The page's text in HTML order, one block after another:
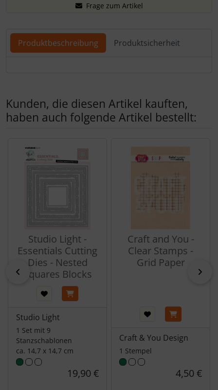
Frage zum Artikel
Produktbeschreibung Produktsicherheit
Kunden, die diesen Artikel kauften,
haben auch folgende Artikel bestellt:
zurück
Studio Light -
Essentials Cutting
Dies - Nested
Squares Blocks
Studio Light
1 Set mit 9
Stanzschablonen
ca. 14,7 x 14,7 cm
19,90 €
Craft and You -
Clear Stamps -
Grid Paper
Craft & You Design
1 Stempel
4,50 €